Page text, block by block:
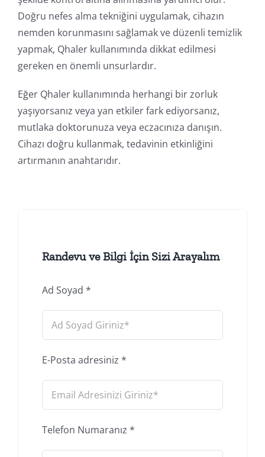
Doğru nefes alma tekniğini uygulamak, cihazın
nemden korunmasını sağlamak ve düzenli temizlik
yapmak, Qhaler kullanımında dikkat edilmesi
gereken en önemli unsurlardır.
Eğer Qhaler kullanımında herhangi bir zorluk
yaşıyorsanız veya yan etkiler fark ediyorsanız,
mutlaka doktorunuza veya eczacınıza danışın.
Cihazı doğru kullanmak, tedavinin etkinliğini
artırmanın anahtarıdır.
Randevu ve Bilgi İçin Sizi Arayalım
Ad Soyad *
E-Posta adresiniz *
Telefon Numaranız *